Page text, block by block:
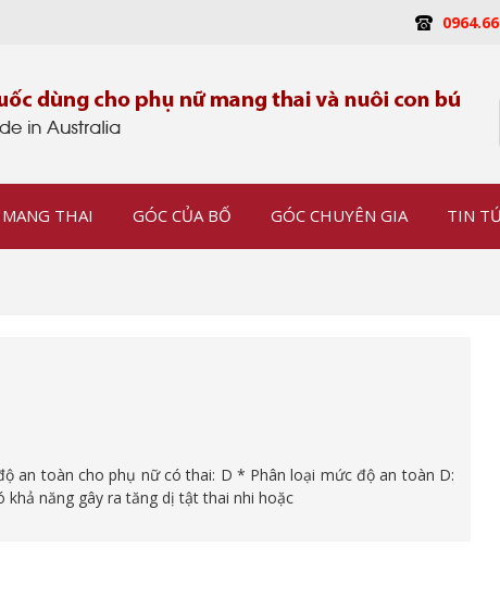
THAI GÓC CỦA BỐ GÓC CHUYÊN GIA TIN
an toàn cho phụ nữ có thai: D * Phân loại mức độ an toàn D:
khả năng gây ra tăng dị tật thai nhi hoặc